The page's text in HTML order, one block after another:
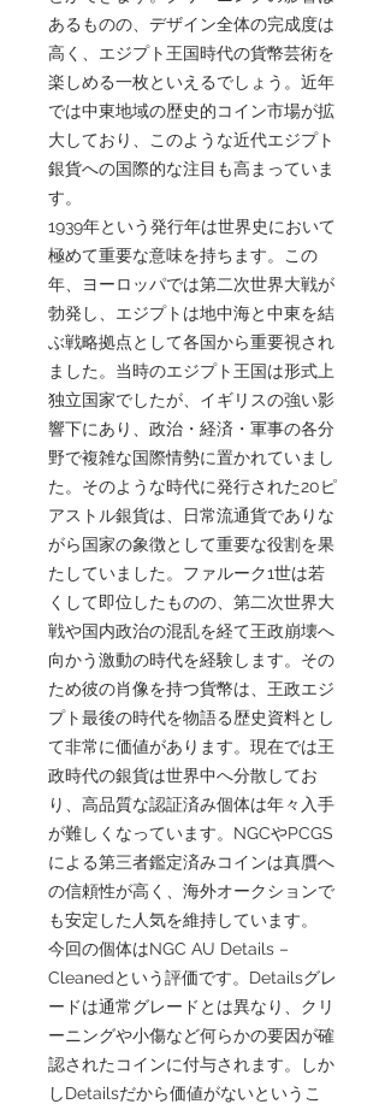
あるものの、デザイン全体の完成度は
高く、エジプト王国時代の貨幣芸術を
楽しめる一枚といえるでしょう。近年
では中東地域の歴史的コイン市場が拡
大しており、このような近代エジプト
銀貨への国際的な注目も高まっていま
す。
1939年という発行年は世界史において
極めて重要な意味を持ちます。この
年、ヨーロッパでは第二次世界大戦が
勃発し、エジプトは地中海と中東を結
ぶ戦略拠点として各国から重要視され
ました。当時のエジプト王国は形式上
独立国家でしたが、イギリスの強い影
響下にあり、政治・経済・軍事の各分
野で複雑な国際情勢に置かれていまし
た。そのような時代に発行された20ピ
アストル銀貨は、日常流通貨でありな
がら国家の象徴として重要な役割を果
たしていました。ファルーク1世は若
くして即位したものの、第二次世界大
戦や国内政治の混乱を経て王政崩壊へ
向かう激動の時代を経験します。その
ため彼の肖像を持つ貨幣は、王政エジ
プト最後の時代を物語る歴史資料とし
て非常に価値があります。現在では王
政時代の銀貨は世界中へ分散してお
り、高品質な認証済み個体は年々入手
が難しくなっています。NGCやPCGS
による第三者鑑定済みコインは真贋へ
の信頼性が高く、海外オークションで
も安定した人気を維持しています。
今回の個体はNGC AU Details –
Cleanedという評価です。Detailsグレ
ードは通常グレードとは異なり、クリ
ーニングや小傷など何らかの要因が確
認されたコインに付与されます。しか
しDetailsだから価値がないというこ